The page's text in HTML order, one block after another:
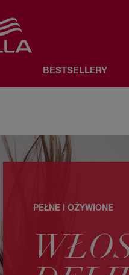
Favorite
BESTSELLERY
PEŁNE I OŻYWIONE